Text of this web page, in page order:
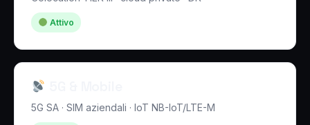
Attivo
5G SA · SIM aziendali · IoT NB-IoT/LTE-M